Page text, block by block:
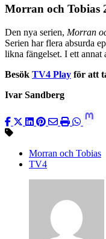
Morran och Tobias
Den nya serien, Morran
Serien har flera absurda
likna fängelset. I ett annat
Besök TV4 Play för att
Ivar Sandberg
Morran och Tobias
TV4